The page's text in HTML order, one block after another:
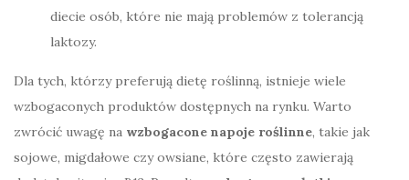
diecie osób, które nie mają problemów z tolerancją
laktozy.
Dla tych, którzy preferują dietę roślinną, istnieje wiele
wzbogaconych produktów dostępnych na rynku. Warto
zwrócić uwagę na wzbogacone napoje roślinne, takie jak
sojowe, migdałowe czy owsiane, które często zawierają